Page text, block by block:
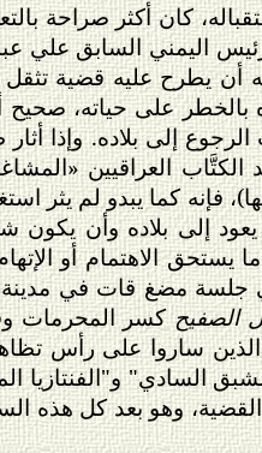
كان أكثر صراحة
اليمني السابق علي
أن يطرح عليه قضية
على حياته، صحيح
إلى بلاده. وإذا
العراقيين
فإنه كما يبدو لم يثر
إلى بلاده وأن يكون
يستحق الاهتمام أو
جلسة مضغ قات في مدينة
الصفيحكسر المحرمات
ساروا على رأس
السادي" و"الفنتازيا
وهو بعد كل هذه